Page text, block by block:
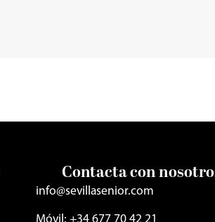
Contacta con
info@sevillasenior.com
Móvil: +34 677 70 42 21